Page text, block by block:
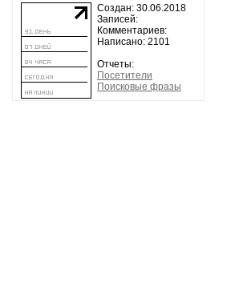
Создан: 30.06.2018
Записей:
Комментариев:
Написано: 2101
Отчеты:
Посетители
Поисковые фразы